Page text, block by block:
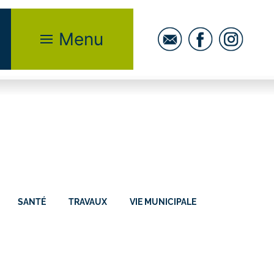
Menu
SANTÉ TRAVAUX VIE MUNICIPALE